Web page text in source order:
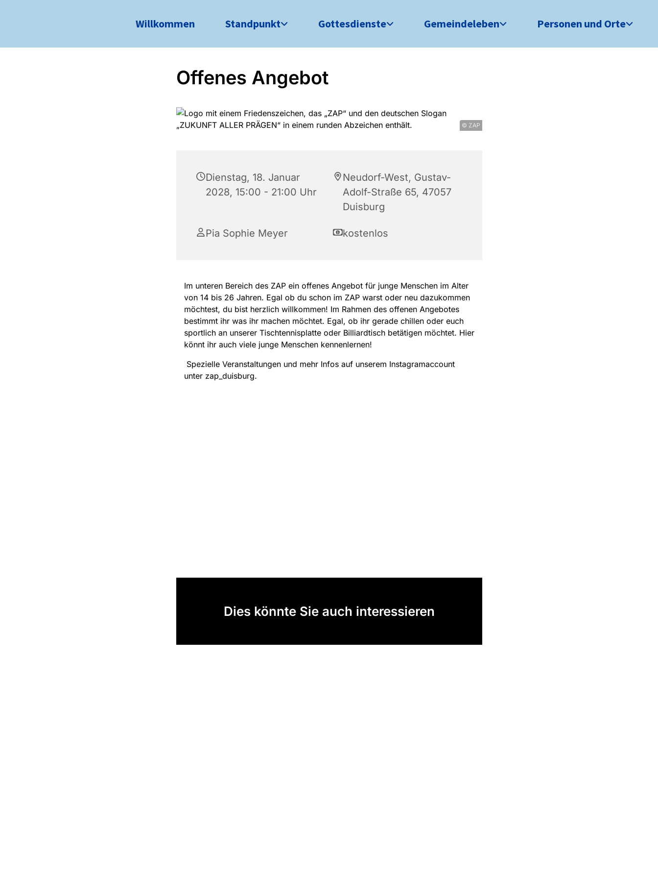
Willkommen Standpunkt Gottesdienste Gemeindeleben Personen und Orte
Offenes Angebot
© ZAP
Dienstag, 18. Januar
2028, 15:00 - 21:00 Uhr
Neudorf-West, Gustav-
Adolf-Straße 65, 47057
Duisburg
Pia Sophie Meyer kostenlos
Im unteren Bereich des ZAP ein offenes Angebot für junge Menschen im Alter
von 14 bis 26 Jahren. Egal ob du schon im ZAP warst oder neu dazukommen
möchtest, du bist herzlich willkommen! Im Rahmen des offenen Angebotes
bestimmt ihr was ihr machen möchtet. Egal, ob ihr gerade chillen oder euch
sportlich an unserer Tischtennisplatte oder Billiardtisch betätigen möchtet. Hier
könnt ihr auch viele junge Menschen kennenlernen!
Spezielle Veranstaltungen und mehr Infos auf unserem Instagramaccount
unter zap_duisburg.
Dies könnte Sie auch interessieren